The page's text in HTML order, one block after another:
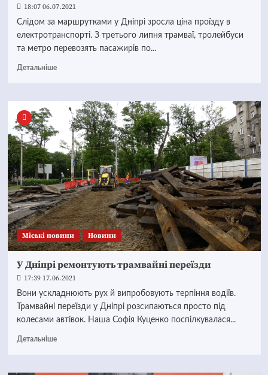
18:07 06.07.2021
Слідом за маршрутками у Дніпрі зросла ціна проїзду в
електротранспорті. З третього липня трамваї, тролейбуси
та метро перевозять пасажирів по...
Детальніше
Mіські новини Новини
У Дніпрі ремонтують трамвайні переїзди
17:39 17.06.2021
Вони ускладнюють рух й випробовують терпіння водіїв.
Трамвайні переїзди у Дніпрі розсипаються просто під
колесами автівок. Наша Софія Куценко поспілкувалася...
Детальніше